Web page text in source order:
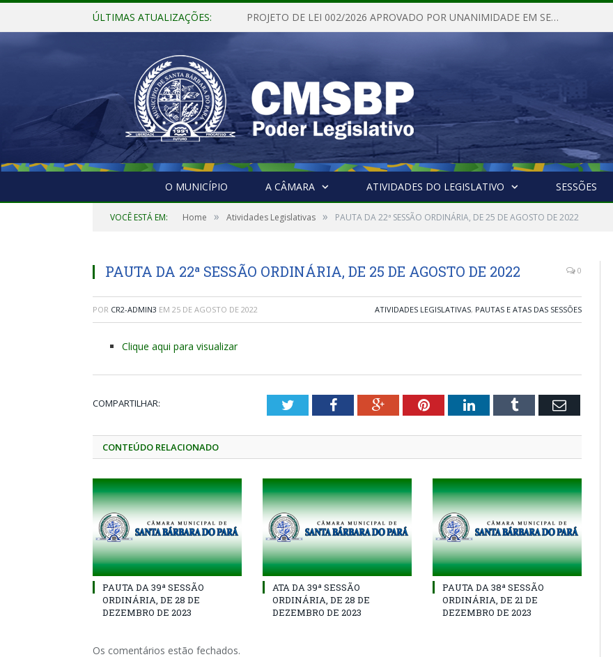
ÚLTIMAS ATUALIZAÇÕES: PROJETO DE LEI 002/2026 APROVADO POR UNANIMIDADE EM SESSÃO ORDINÁRIA NESTA QUINTA – FEIRA 28 DE MAIO DE 2026
O MUNICÍPIO A CÂMARA ATIVIDADES DO LEGISLATIVO SESSÕES
VOCÊ ESTÁ EM: Home » Atividades Legislativas » PAUTA DA 22ª SESSÃO ORDINÁRIA, DE 25 DE AGOSTO DE 2022
PAUTA DA 22ª SESSÃO ORDINÁRIA, DE 25 DE AGOSTO DE 2022 0
POR CR2-ADMIN3 EM 25 DE AGOSTO DE 2022 ATIVIDADES LEGISLATIVAS, PAUTAS E ATAS DAS SESSÕES
Clique aqui para visualizar
COMPARTILHAR: TwitterFacebookGoogle+PinterestLinkedInTumblr Email
CONTEÚDO RELACIONADO
PAUTA DA 39ª SESSÃO
ORDINÁRIA, DE 28 DE
DEZEMBRO DE 2023
ATA DA 39ª SESSÃO
ORDINÁRIA, DE 28 DE
DEZEMBRO DE 2023
PAUTA DA 38ª SESSÃO
ORDINÁRIA, DE 21 DE
DEZEMBRO DE 2023
Os comentários estão fechados.